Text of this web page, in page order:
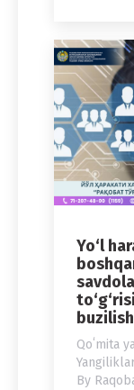
Yo‘l
Qoʻmita
By